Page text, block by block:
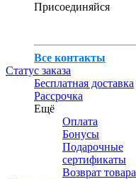
Присоединяйся
Все контакты
Статус заказа
Бесплатная доставка
Рассрочка
Ещё
Оплата
Бонусы
Подарочные
сертификаты
Возврат товара